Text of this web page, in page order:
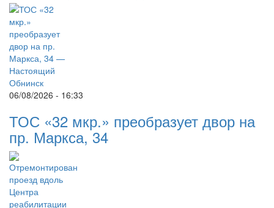
06/08/2026 - 16:33
ТОС «32 мкр.» преобразует двор на
пр. Маркса, 34